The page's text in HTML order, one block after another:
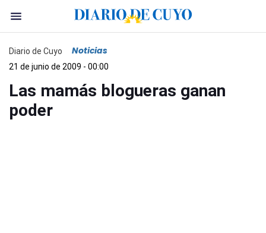
Diario de Cuyo Noticias
21 de junio de 2009 - 00:00
Las mamás blogueras ganan
poder